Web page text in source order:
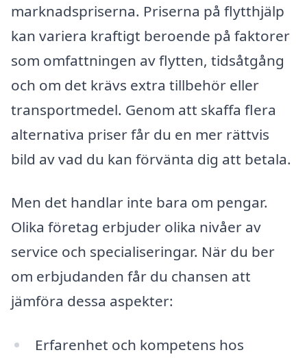
marknadspriserna. Priserna på flytthjälp
kan variera kraftigt beroende på faktorer
som omfattningen av flytten, tidsåtgång
och om det krävs extra tillbehör eller
transportmedel. Genom att skaffa flera
alternativa priser får du en mer rättvis
bild av vad du kan förvänta dig att betala.
Men det handlar inte bara om pengar.
Olika företag erbjuder olika nivåer av
service och specialiseringar. När du ber
om erbjudanden får du chansen att
jämföra dessa aspekter:
Erfarenhet och kompetens hos